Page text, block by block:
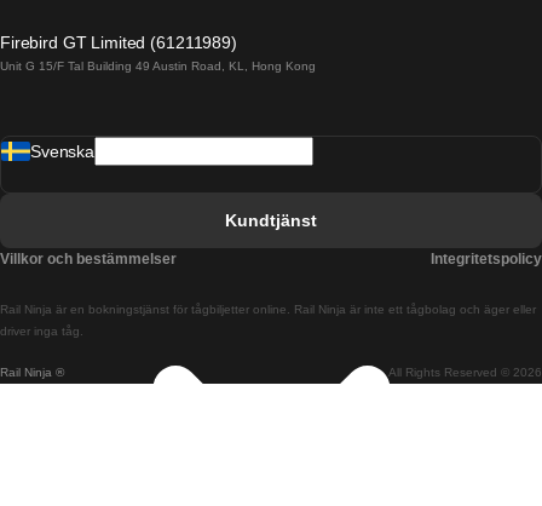
Tåg från Barcelona till Madrid
Tåg från Budapest till Bratislava
Firebird GT Limited (61211989)
Unit G 15/F Tal Building 49 Austin Road, KL, Hong Kong
Rail Ninja ® All Rights Reserved © 2026
Rail Ninja är en bokningstjänst för tågbiljetter online. Rail Ninja är inte ett tågbolag och äger eller
driver inga tåg.
Svenska
Kundtjänst
Villkor och bestämmelser Integritetspolicy